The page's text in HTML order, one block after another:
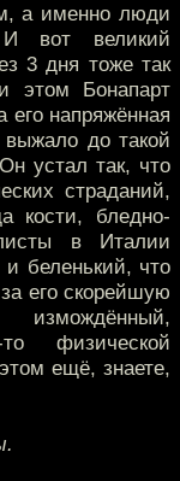
а именно люди
вот великий
3 дня тоже так
этом Бонапарт
его напряжённая
до такой
устал так, что
страданий,
кости, бледно-
в Италии
и беленький, что
его скорейшую
физической
ещё, знаете,